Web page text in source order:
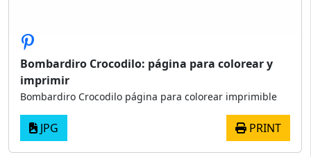
Bombardiro Crocodilo: página para colorear y
imprimir
Bombardiro Crocodilo página para colorear imprimible
JPG PRINT